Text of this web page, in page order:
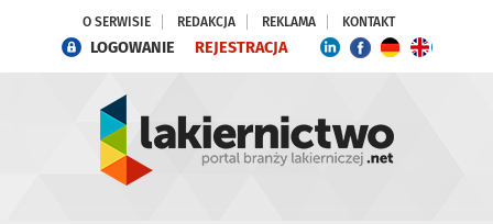
O SERWISIE REDAKCJA REKLAMA KONTAKT
LOGOWANIE REJESTRACJA